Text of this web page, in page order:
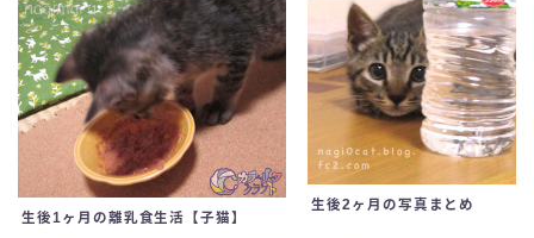
生後1ヶ月の離乳食生活【子猫】
生後2ヶ月の写真まとめ